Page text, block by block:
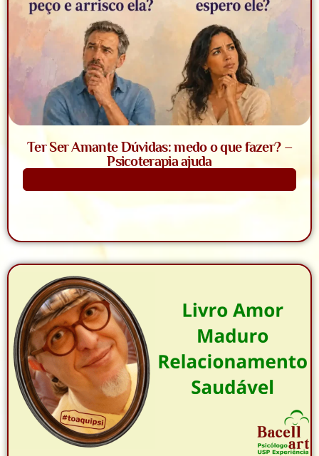
Ter Ser Amante Dúvidas: medo o que fazer? –
Psicoterapia ajuda